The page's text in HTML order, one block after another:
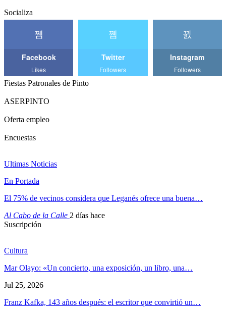
Socializa
Facebook
Likes
Twitter
Followers
Instagram
Followers
Fiestas Patronales de Pinto
ASERPINTO
Oferta empleo
Encuestas
Ultimas Noticias
En Portada
El 75% de vecinos considera que Leganés ofrece una buena…
Al Cabo de la Calle 2 días hace
Suscripción
Cultura
Mar Olayo: «Un concierto, una exposición, un libro, una…
Jul 25, 2026
Franz Kafka, 143 años después: el escritor que convirtió un…